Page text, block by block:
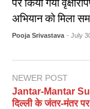
अभियान को मिला
Pooja Srivastava - July
NEWER POST
Jantar-Mantar
दिल्ली के जंतर-मंतर